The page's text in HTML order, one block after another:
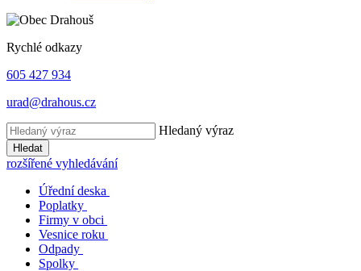
Rychlé odkazy
605 427 934
urad@drahous.cz
Hledaný výraz
Hledat
rozšířené vyhledávání
Úřední deska
Poplatky
Firmy v obci
Vesnice roku
Odpady
Spolky